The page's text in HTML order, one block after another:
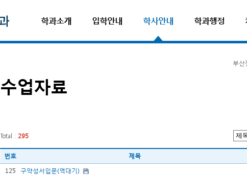
학과소개 입학안내 학사안내 학과행정
부산
수업자료
Total : 295
번호
제목
125
구약성서입문(역대기)